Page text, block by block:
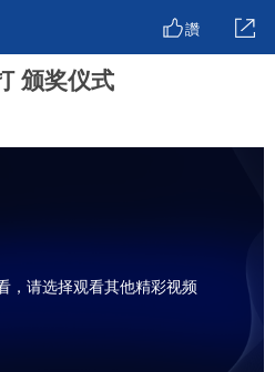
讚
颁奖仪式
，请选择观看其他精彩视频